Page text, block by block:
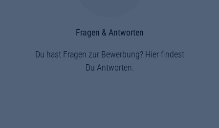
Fragen & Antworten
Du hast Fragen zur Bewerbung? Hier findest
Du Antworten.